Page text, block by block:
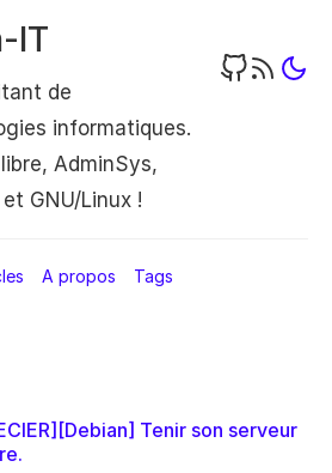
IT
de
informatiques.
AdminSys,
GNU/Linux !
A propos Tags
Tenir son serveur